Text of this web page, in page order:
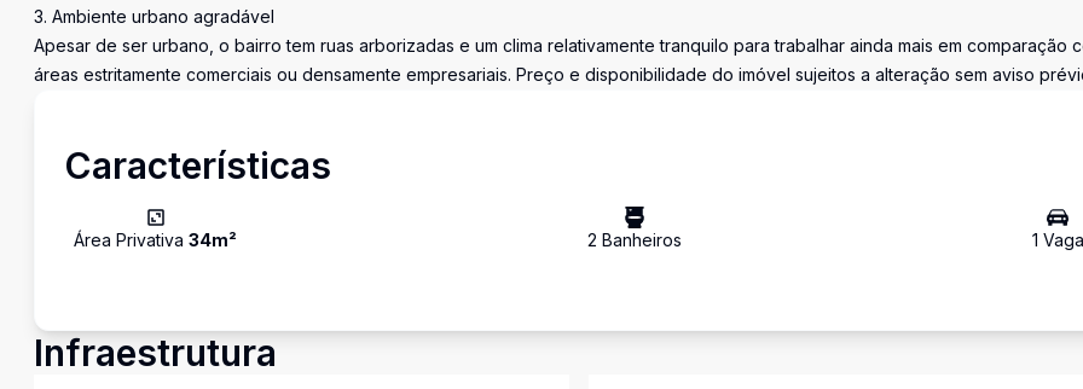
3. Ambiente urbano agradável
Apesar de ser urbano, o bairro tem ruas arborizadas e um clima relativamente tranquilo para trabalhar ainda mais em comparação
áreas estritamente comerciais ou densamente empresariais. Preço e disponibilidade do imóvel sujeitos a alteração sem aviso
Características
Área Privativa 34m² 2 Banheiros 1 Vaga
Infraestrutura